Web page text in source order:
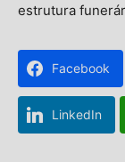
estrutura
Facebook
LinkedIn